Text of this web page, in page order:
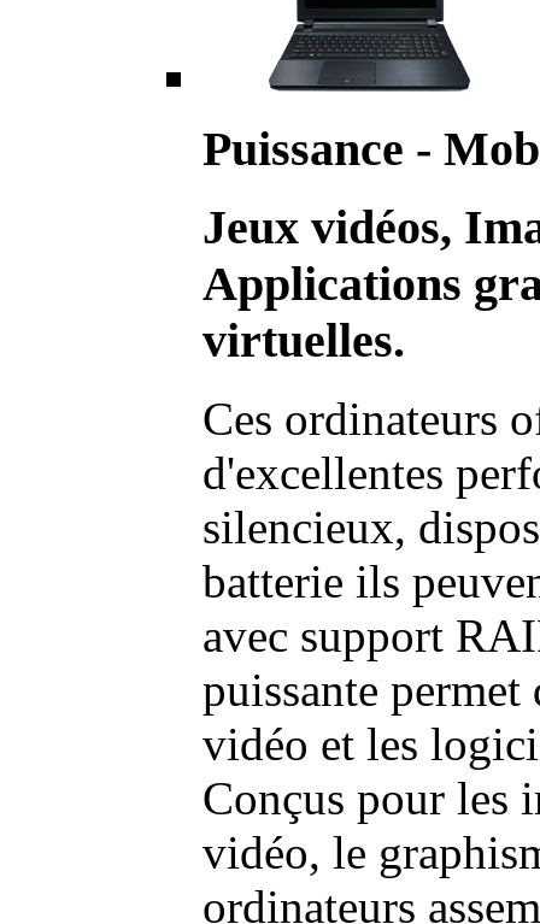
Puissance -
Jeux vidéos,
Applications
virtuelles.
Ces ordinateurs
d'excellentes
silencieux,
batterie ils
avec support
puissante permet
vidéo et les
Conçus pour les
vidéo, le
ordinateurs